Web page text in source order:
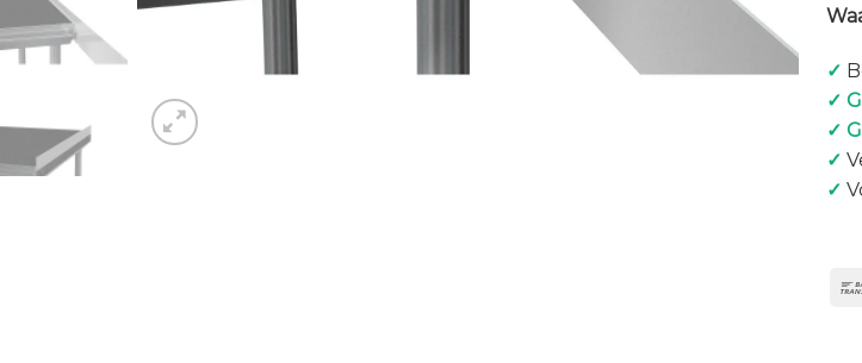
✓
✓
✓
✓
✓